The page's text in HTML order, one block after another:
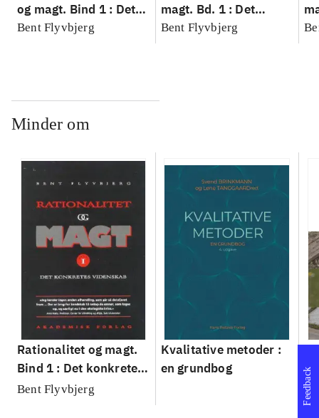
og magt. Bind 1 : Det
konkretes videnskab
Bent Flyvbjerg
magt. Bd. 1 : Det
konkretes videnskab
Bent Flyvbjerg
Minder om
Rationalitet og magt.
Bind 1 : Det konkretes
videnskab
Bent Flyvbjerg
Kvalitative metoder :
en grundbog
Feedback